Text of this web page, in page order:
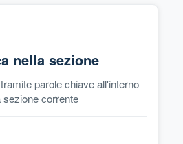
nella sezione
parole chiave all'interno
sezione corrente